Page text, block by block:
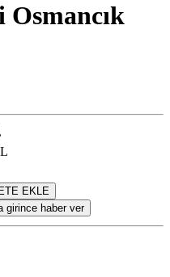
EKLE
girince haber ver